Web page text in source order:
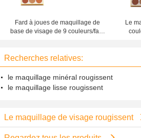
Fard à joues de maquillage de
base de visage de 9 couleurs/fard
Le
Recherches relatives:
le maquillage minéral rougissent
le maquillage lisse rougissent
Le maquillage de visage rougissent